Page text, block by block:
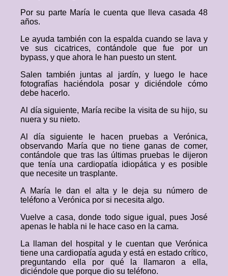
Por su parte María le cuenta que lleva casada 48
años.
Le ayuda también con la espalda cuando se lava y
ve sus cicatrices, contándole que fue por un
bypass, y que ahora le han puesto un stent.
Salen también juntas al jardín, y luego le hace
fotografías haciéndola posar y diciéndole cómo
debe hacerlo.
Al día siguiente, María recibe la visita de su hijo, su
nuera y su nieto.
Al día siguiente le hacen pruebas a Verónica,
observando María que no tiene ganas de comer,
contándole que tras las últimas pruebas le dijeron
que tenía una cardiopatía idiopática y es posible
que necesite un trasplante.
A María le dan el alta y le deja su número de
teléfono a Verónica por si necesita algo.
Vuelve a casa, donde todo sigue igual, pues José
apenas le habla ni le hace caso en la cama.
La llaman del hospital y le cuentan que Verónica
tiene una cardiopatía aguda y está en estado crítico,
preguntando ella por qué la llamaron a ella,
diciéndole que porque dio su teléfono.